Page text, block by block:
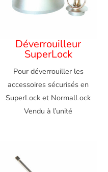
Déverrouilleur
SuperLock
Pour déverrouiller les
accessoires sécurisés en
SuperLock et NormalLock
Vendu à l’unité